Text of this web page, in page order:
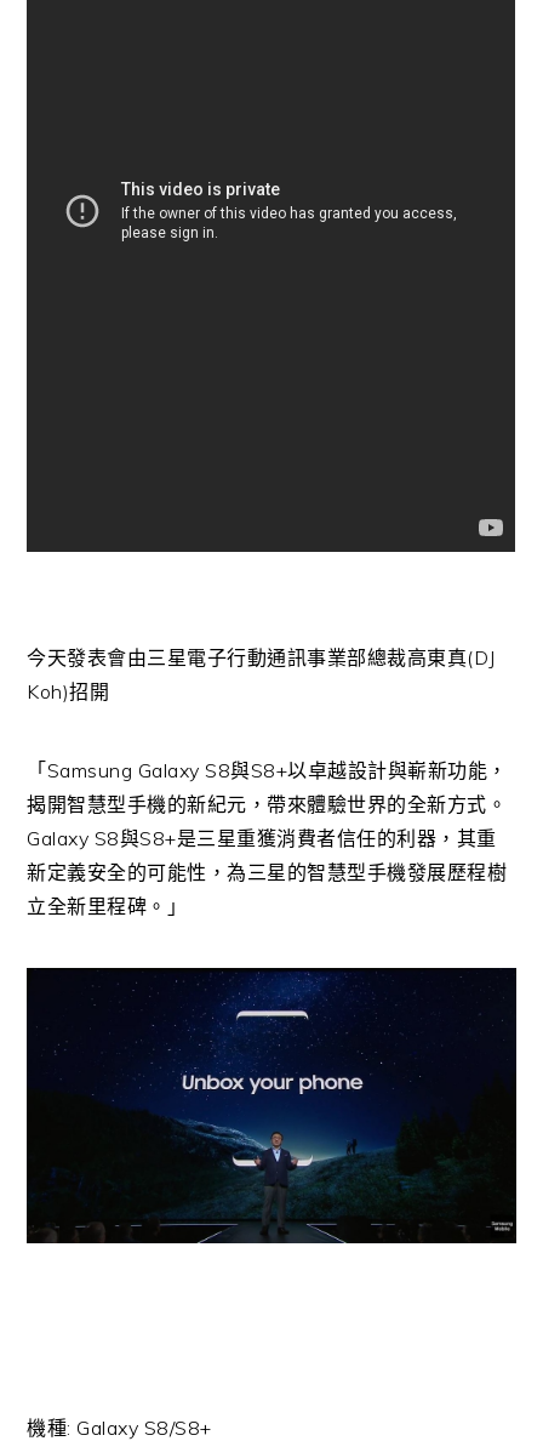
今天發表會由三星電子行動通訊事業部總裁高東真(DJ
Koh)招開
「Samsung Galaxy S8與S8+以卓越設計與嶄新功能，
揭開智慧型手機的新紀元，帶來體驗世界的全新方式。
Galaxy S8與S8+是三星重獲消費者信任的利器，其重
新定義安全的可能性，為三星的智慧型手機發展歷程樹
立全新里程碑。」
機種: Galaxy S8/S8+